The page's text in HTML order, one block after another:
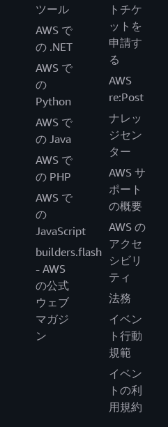
ツール
AWS で
の .NET
AWS で
の
Python
AWS で
の Java
AWS で
の PHP
AWS で
の
JavaScript
builders.flash
- AWS
の公式
ウェブ
マガジ
ン
トチケ
ットを
申請す
る
AWS
re:Post
ナレッ
ジセン
ター
AWS サ
ポート
の概要
AWS の
アクセ
シビリ
ティ
法務
イベン
ト行動
規範
イベン
トの利
用規約